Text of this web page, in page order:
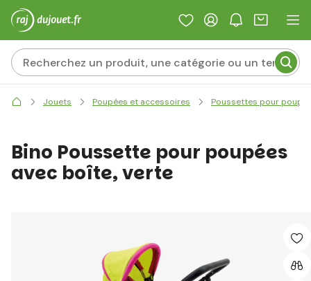
Jouets Poupées et accessoires Poussettes pour
Bino Poussette pour poupées
avec boîte, verte